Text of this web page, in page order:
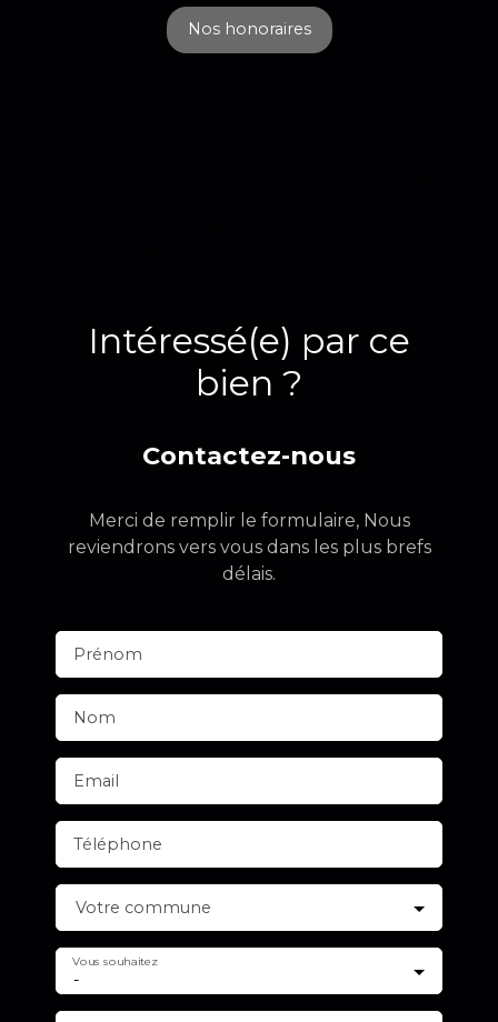
Nos honoraires
Intéressé(e) par ce
bien ?
Contactez-nous
Merci de remplir le formulaire, Nous
reviendrons vers vous dans les plus brefs
délais.
Prénom
Nom
Email
Téléphone
Votre commune
-
Vous souhaitez